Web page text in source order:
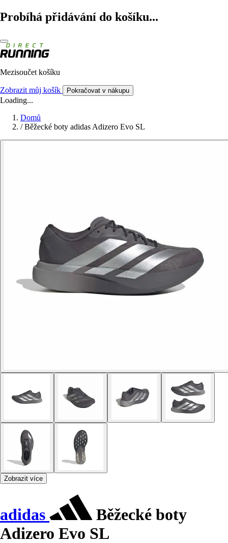
Probíhá přidávání do košíku...
Mezisoučet košíku
Zobrazit můj košík Pokračovat v nákupu
Loading...
Domů
/ Běžecké boty adidas Adizero Evo SL
Zobrazit více
adidas
Běžecké boty
Adizero Evo SL